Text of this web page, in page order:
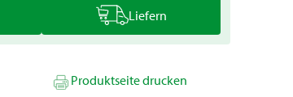
Liefern
Produktseite drucken